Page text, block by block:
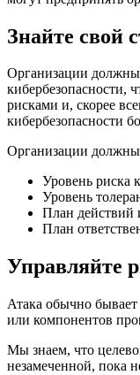
Знайте свой
Организации должны
кибербезопасности,
рисками и, скорее
кибербезопасности
Организации
Уровень риска
Уровень
План действий
План
Управляйте
Атака обычно
или компонентов
Мы знаем, что
незамеченной, пока